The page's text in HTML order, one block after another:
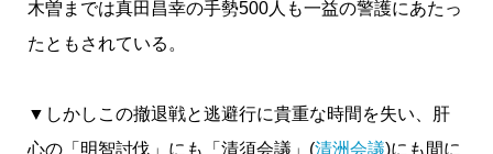
木曽までは真田昌幸の手勢500人も一益の警護にあたっ
たともされている。
▼しかしこの撤退戦と逃避行に貴重な時間を失い、肝
心の「明智討伐」にも「清須会議」(清洲会議)にも間に